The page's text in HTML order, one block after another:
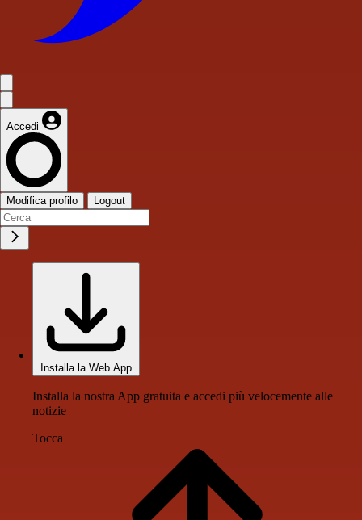
Accedi
Modifica profilo Logout
Installa la Web App
Installa la nostra App gratuita e accedi più velocemente alle
notizie
Tocca